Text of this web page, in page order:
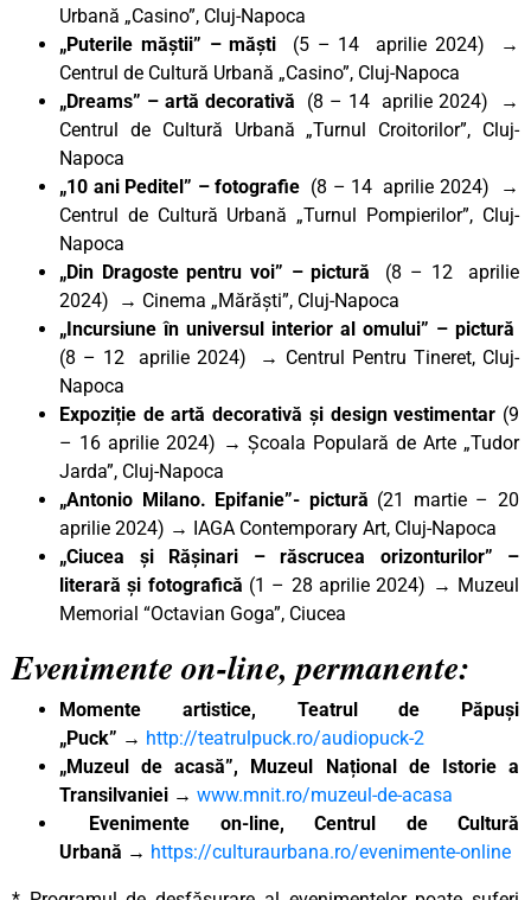
Urbană „Casino”, Cluj-Napoca
„Puterile măștii” – măști (5 – 14 aprilie 2024) →
Centrul de Cultură Urbană „Casino”, Cluj-Napoca
„Dreams” – artă decorativă (8 – 14 aprilie 2024) →
Centrul de Cultură Urbană „Turnul Croitorilor”, Cluj-
Napoca
„10 ani Peditel” – fotografie (8 – 14 aprilie 2024) →
Centrul de Cultură Urbană „Turnul Pompierilor”, Cluj-
Napoca
„Din Dragoste pentru voi” – pictură (8 – 12 aprilie
2024) → Cinema „Mărăști”, Cluj-Napoca
„Incursiune în universul interior al omului” – pictură
(8 – 12 aprilie 2024) → Centrul Pentru Tineret, Cluj-
Napoca
Expoziție de artă decorativă și design vestimentar (9
– 16 aprilie 2024) → Școala Populară de Arte „Tudor
Jarda”, Cluj-Napoca
„Antonio Milano. Epifanie”- pictură (21 martie – 20
aprilie 2024) → IAGA Contemporary Art, Cluj-Napoca
„Ciucea și Rășinari – răscrucea orizonturilor” –
literară și fotografică (1 – 28 aprilie 2024) → Muzeul
Memorial “Octavian Goga”, Ciucea
Evenimente on-line, permanente:
Momente artistice, Teatrul de Păpuși
„Puck” → http://teatrulpuck.ro/audiopuck-2
„Muzeul de acasă”, Muzeul Național de Istorie a
Transilvaniei → www.mnit.ro/muzeul-de-acasa
Evenimente on-line, Centrul de Cultură
Urbană → https://culturaurbana.ro/evenimente-online